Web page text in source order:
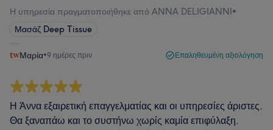
Η υπηρεσία πραγματοποιήθηκε από ANNA DELIGIANNI•
Μασάζ Deep Tissue
Μαρία•9 ημέρες πριν Επαληθευμένη αξιολόγηση
Η Άννα εξαιρετική επαγγελματίας και οι υπηρεσίες άριστες.
Θα ξαναπάω και το συστήνω χωρίς καμία επιφύλαξη.